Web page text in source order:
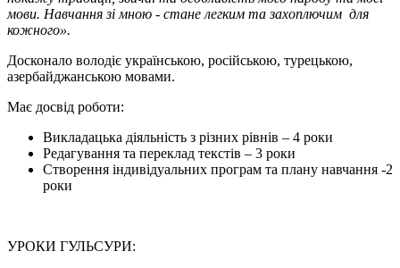
мови. Навчання зі мною - стане легким та захоплючим для
кожного».
Досконало володіє українською, російською, турецькою,
азербайджанською мовами.
Має досвід роботи:
Викладацька діяльність з різних рівнів – 4 роки
Редагування та переклад текстів – 3 роки
Створення індивідуальних програм та плану навчання -2
роки
УРОКИ ГУЛЬСУРИ: